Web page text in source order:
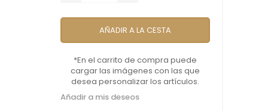
AÑADIR A LA CESTA
*En el carrito de compra puede
cargar las imágenes con las que
desea personalizar los artículos.
Añadir a mis deseos